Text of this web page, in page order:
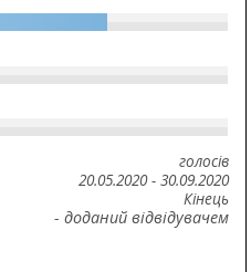
голосів
20.05.2020- 30.09.2020
Кінець
- доданий відвідувачем